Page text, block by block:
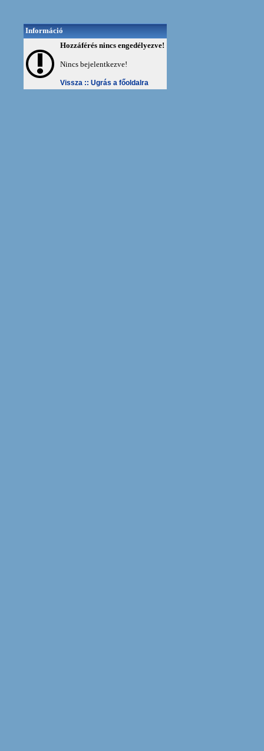
Információ
Hozzáférés nincs engedélyezve!
Nincs bejelentkezve!
Vissza :: Ugrás a főoldalra